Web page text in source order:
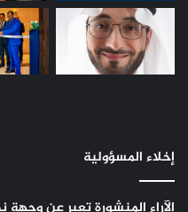
إخلاء المسؤولية